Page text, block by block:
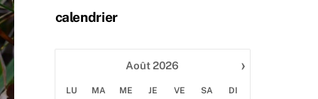
calendrier
›
Août2026
LU MA ME JE VE SA
DI